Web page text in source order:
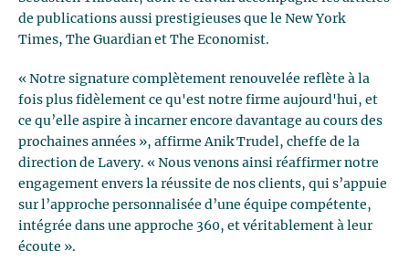
de publications aussi prestigieuses que le New York
Times, The Guardian et The Economist.
« Notre signature complètement renouvelée reflète à la
fois plus fidèlement ce qu'est notre firme aujourd'hui, et
ce qu’elle aspire à incarner encore davantage au cours des
prochaines années », affirme Anik Trudel, cheffe de la
direction de Lavery. « Nous venons ainsi réaffirmer notre
engagement envers la réussite de nos clients, qui s’appuie
sur l’approche personnalisée d’une équipe compétente,
intégrée dans une approche 360, et véritablement à leur
écoute ».